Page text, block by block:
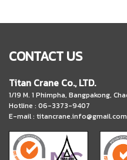
CONTACT US
Titan Crane Co., LTD.
1/19 M. 1 Phimpha, Bangpakong,
Hotline : 06-3373-9407
E-mail : titancrane.info@gmail.com